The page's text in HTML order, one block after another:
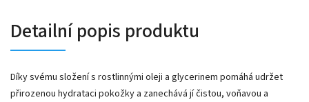
Detailní popis produktu
Díky svému složení s rostlinnými oleji a glycerinem pomáhá udržet
přirozenou hydrataci pokožky a zanechává jí čistou, voňavou a